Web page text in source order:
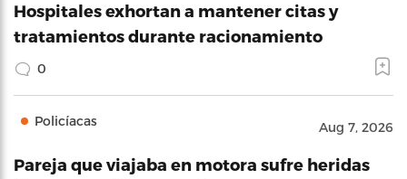
Hospitales exhortan a mantener citas y
tratamientos durante racionamiento
0
Policíacas Aug 7, 2026
Pareja que viajaba en motora sufre heridas